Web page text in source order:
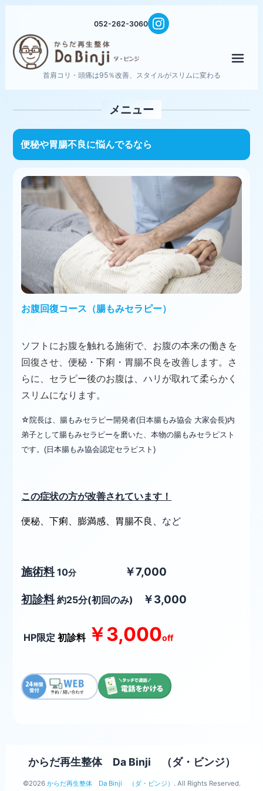
052-262-3060
首肩コリ・頭痛は95％改善、スタイルがスリムに変わる
メニュー
便秘や胃腸不良に悩んでるなら
お腹回復コース（腸もみセラピー）
ソフトにお腹を触れる施術で、お腹の本来の働きを
回復させ、便秘・下痢・胃腸不良を改善します。さ
らに、セラピー後のお腹は、ハリが取れて柔らかく
スリムになります。
☆院長は、腸もみセラピー開発者(日本腸もみ協会 大家会長)内
弟子として腸もみセラピーを磨いた、本物の腸もみセラピスト
です。(日本腸もみ協会認定セラピスト)
この症状の方が改善されています！
便秘、下痢、膨満感、胃腸不良、 など
施術料 10分 ￥7,000
初診料 約25分(初回のみ) ￥3,000
HP限定初診料 ￥3,000off
からだ再生整体 Da Binji （ダ・ビンジ）
©2026 からだ再生整体 Da Binji （ダ・ビンジ） . All Rights Reserved.